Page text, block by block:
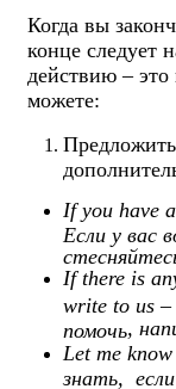
Когда вы
конце следует
действию –
можете:
Предложить
If you have
Если у вас
If there is
write to us –
помочь,
Let me
знать,